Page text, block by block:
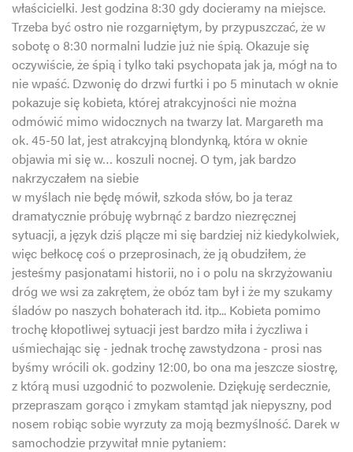
właścicielki. Jest godzina 8:30 gdy docieramy na miejsce.
Trzeba być ostro nie rozgarniętym, by przypuszczać, że w
sobotę o 8:30 normalni ludzie już nie śpią. Okazuje się
oczywiście, że śpią i tylko taki psychopata jak ja, mógł na to
nie wpaść. Dzwonię do drzwi furtki i po 5 minutach w oknie
pokazuje się kobieta, której atrakcyjności nie można
odmówić mimo widocznych na twarzy lat. Margareth ma
ok. 45-50 lat, jest atrakcyjną blondynką, która w oknie
objawia mi się w… koszuli nocnej. O tym, jak bardzo
nakrzyczałem na siebie
w myślach nie będę mówił, szkoda słów, bo ja teraz
dramatycznie próbuję wybrnąć z bardzo niezręcznej
sytuacji, a język dziś plącze mi się bardziej niż kiedykolwiek,
więc bełkocę coś o przeprosinach, że ją obudziłem, że
jesteśmy pasjonatami historii, no i o polu na skrzyżowaniu
dróg we wsi za zakrętem, że obóz tam był i że my szukamy
śladów po naszych bohaterach itd. itp... Kobieta pomimo
trochę kłopotliwej sytuacji jest bardzo miła i życzliwa i
uśmiechając się - jednak trochę zawstydzona - prosi nas
byśmy wrócili ok. godziny 12:00, bo ona ma jeszcze siostrę,
z którą musi uzgodnić to pozwolenie. Dziękuję serdecznie,
przepraszam gorąco i zmykam stamtąd jak niepyszny, pod
nosem robiąc sobie wyrzuty za moją bezmyślność. Darek w
samochodzie przywitał mnie pytaniem: